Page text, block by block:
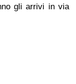
gli arrivi in via